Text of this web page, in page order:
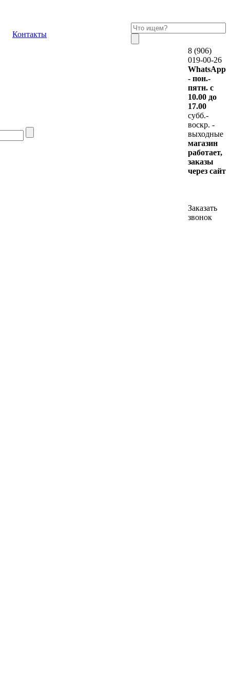
Контакты
8 (906)
019-00-26
WhatsApp
- пон.-
пятн. с
10.00 до
17.00
субб.-
воскр. -
выходные
магазин
работает,
заказы
через сайт
Заказать
звонок